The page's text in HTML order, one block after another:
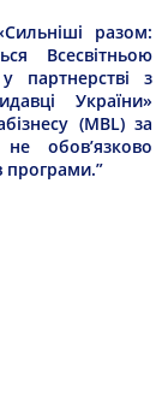
разом:
Всесвітньою
партнерстві з
України»
(MBL) за
обов’язково
програми.”